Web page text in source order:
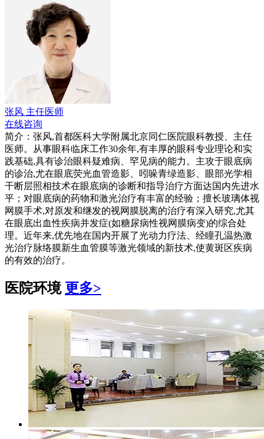
张风 主任医师
在线咨询
简介：张风,首都医科大学附属北京同仁医院眼科教授、主任
医师。从事眼科临床工作30余年,有丰厚的眼科专业理论和实
践基础,具有诊治眼科疑难病、罕见病的能力。主攻于眼底病
的诊治,尤在眼底荧光血管造影、吲哚青绿造影、眼部光学相
干断层照相技术在眼底病的诊断和指导治疗方面达国内先进水
平；对眼底病的药物和激光治疗有丰富的经验；擅长玻璃体视
网膜手术,对原发和继发的视网膜脱离的治疗有深入研究,尤其
在眼底出血性疾病并发症(如糖尿病性视网膜病变)的综合处
理。近年来,优先地在国内开展了光动力疗法、经瞳孔温热激
光治疗脉络膜新生血管膜等激光领域的新技术,使黄斑区疾病
的有效的治疗。
医院环境 更多>